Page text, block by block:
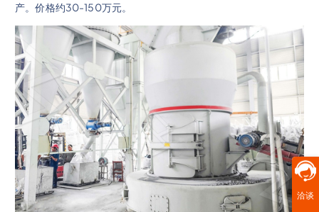
产。价格约30-150万元。
洽谈